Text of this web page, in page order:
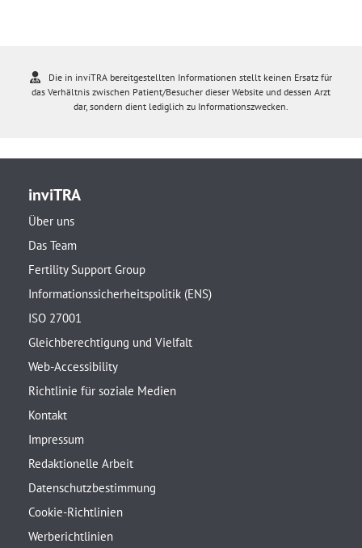
Die in inviTRA bereitgestellten Informationen stellt keinen Ersatz für
das Verhältnis zwischen Patient/Besucher dieser Website und dessen Arzt
dar, sondern dient lediglich zu Informationszwecken.
inviTRA
Über uns
Das Team
Fertility Support Group
Informationssicherheitspolitik (ENS)
ISO 27001
Gleichberechtigung und Vielfalt
Web-Accessibility
Richtlinie für soziale Medien
Kontakt
Impressum
Redaktionelle Arbeit
Datenschutzbestimmung
Cookie-Richtlinien
Werberichtlinien